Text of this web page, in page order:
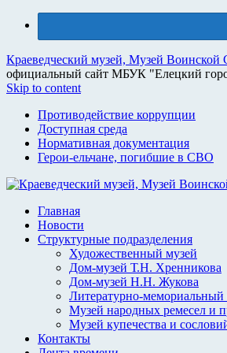
Краеведческий музей, Музей
официальный сайт МБУК "Елецкий
Skip to content
Противодействие коррупции
Доступная среда
Нормативная документация
Герои-ельчане, погибшие в СВО
Главная
Новости
Структурные подразделения
Художественный музей
Дом-музей Т.Н. Хренникова
Дом-музей Н.Н. Жукова
Литературно-
Музей народных ремесел и
Музей купечества и
Контакты